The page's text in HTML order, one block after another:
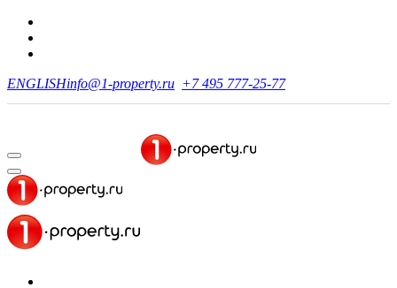
ENGLISHinfo@1-property.ru +7 495 777-25-77